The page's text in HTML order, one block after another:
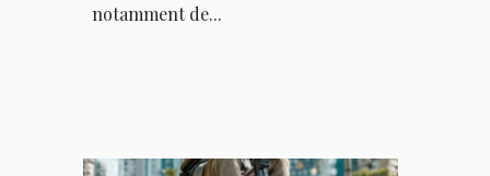
notamment de...